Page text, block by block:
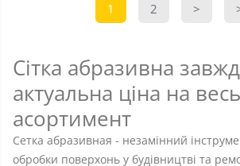
1 2 >
Сітка абразивна
актуальна ціна на весь
асортимент
Сетка абразивная - незамінний
обробки поверхонь у будівництві та